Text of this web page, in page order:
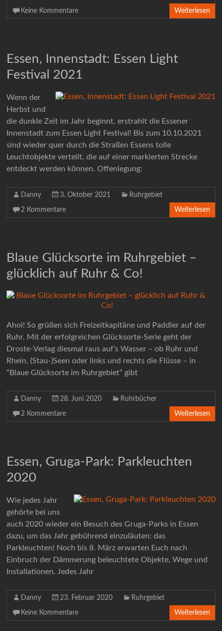
Keine Kommentare Weiterlesen
Essen, Innenstadt: Essen Light
Festival 2021
Wenn der
Herbst und
die dunkle Zeit im Jahr beginnt, erstrahlt die Essener
Innenstadt zum Essen Light Festival! Bis zum 10.10.2021
sind wieder quer durch die Straßen Essens tolle
Leuchtobjekte verteilt, die auf einer markierten Strecke
entdeckt werden können. Offenlegung:
Danny 3. Oktober 2021 Ruhrgebiet
2 Kommentare Weiterlesen
Blaue Glücksorte im Ruhrgebiet –
glücklich auf Ruhr & Co!
Ahoi! So grüßen sich Freizeitkapitäne und Paddler auf der
Ruhr. Mit der erfolgreichen Glücksorte-Serie geht der
Droste-Verlag diesmal raus auf’s Wasser – ob Ruhr und
Rhein, (Stau-)Seen oder links und rechts die Flüsse – in
“Blaue Glücksorte im Ruhrgebiet” gibt
Danny 28. Juni 2020 Ruhrbücher
2 Kommentare Weiterlesen
Essen, Gruga-Park: Parkleuchten
2020
Wie jedes Jahr
gehörte bei uns
auch 2020 wieder ein Besuch des Gruga-Parks in Essen
dazu, um das Jahr gebührend einzuläuten: das
Parkleuchten! Noch bis 8. März erwarten Euch nach
Einbruch der Dämmerung beleuchtete Objekte, Wege und
Installationen. Jedes Jahr
Danny 23. Februar 2020 Ruhrgebiet
Keine Kommentare Weiterlesen